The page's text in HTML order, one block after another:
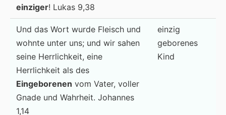
einziger! Lukas 9,38
Und das Wort wurde Fleisch und
wohnte unter uns; und wir sahen
seine Herrlichkeit, eine
Herrlichkeit als des
Eingeborenen vom Vater, voller
Gnade und Wahrheit. Johannes
1,14
einzig
geborenes
Kind